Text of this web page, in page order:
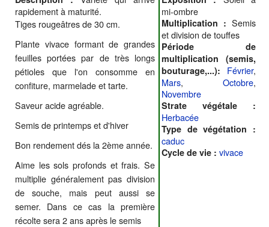
rapidement à maturité.
Tiges rougeâtres de 30 cm.
Plante vivace formant de grandes
feuilles portées par de très longs
pétioles que l'on consomme en
confiture, marmelade et tarte.
Saveur acide agréable.
Semis de printemps et d'hiver
Bon rendement dés la 2ème année.
Aime les sols profonds et frais. Se
multiplie généralement pas division
de souche, mais peut aussi se
semer. Dans ce cas la première
récolte sera 2 ans après le semis
mi-ombre
Multiplication : Semis
et division de touffes
Période de
multiplication (semis,
bouturage,...): Février,
Mars, Octobre,
Novembre
Strate végétale :
Herbacée
Type de végétation :
caduc
Cycle de vie : vivace